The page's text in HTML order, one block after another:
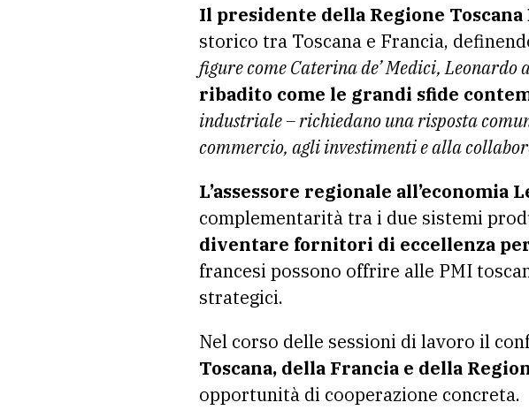
Il presidente della Regione Toscana
storico tra Toscana e Francia,
figure come Caterina de’ Medici,
ribadito come le grandi sfide
industriale – richiedano una risposta
commercio, agli investimenti e alla
L’assessore regionale all’economia
complementarità tra i due sistemi
diventare fornitori di eccellenza
francesi possono offrire alle PMI
strategici.
Nel corso delle sessioni di lavoro il
Toscana, della Francia e della
opportunità di cooperazione concreta.